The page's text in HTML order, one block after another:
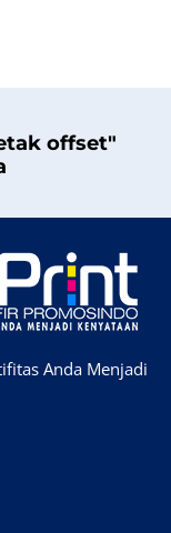
offset"
Anda Menjadi